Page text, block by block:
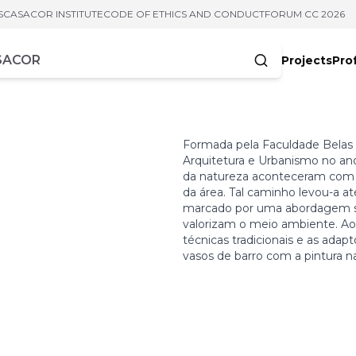
CASACOR INSTITUTECODE OF ETHICS AND CONDUCTFORUM CC 2026
Projects
Formada pela Faculdade
Arquitetura e Urbanismo no
da natureza aconteceram
da área. Tal caminho levou-a
marcado por uma abordagem
valorizam o meio ambiente.
técnicas tradicionais e as
vasos de barro com a pintura